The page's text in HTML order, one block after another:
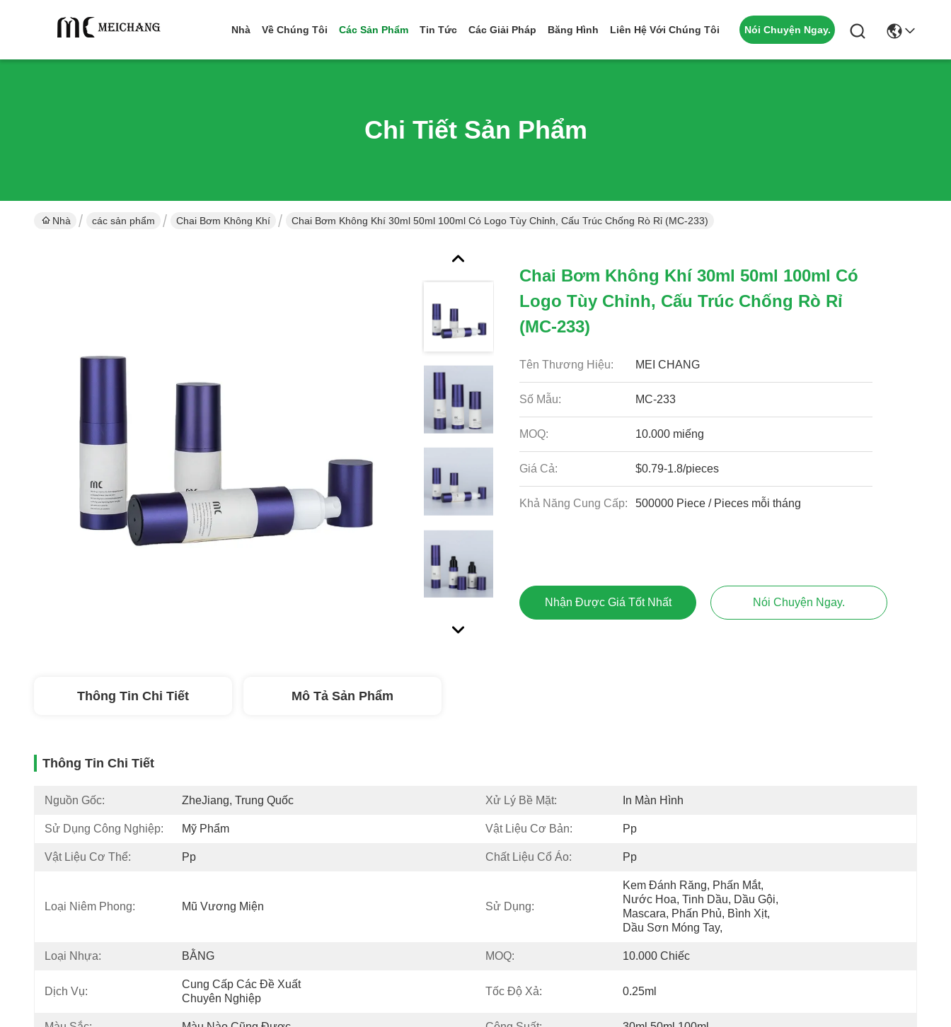
Nhà Về Chúng Tôi Các Sản Phẩm Tin Tức Các Giải Pháp Băng Hình Liên Hệ Với Chúng Tôi Nói Chuyện Ngay.
Chi Tiết Sản Phẩm
Nhà các sản phẩm Chai Bơm Không Khí Chai Bơm Không Khí 30ml 50ml 100ml Có Logo Tùy Chỉnh, Cấu Trúc Chống Rò Rỉ (MC-233)
Chai Bơm Không Khí 30ml 50ml 100ml Có
Logo Tùy Chỉnh, Cấu Trúc Chống Rò Rỉ
(MC-233)
Tên Thương Hiệu: MEI CHANG
Số Mẫu: MC-233
MOQ: 10.000 miếng
Giá Cả: $0.79-1.8/pieces
Khả Năng Cung Cấp: 500000 Piece / Pieces mỗi tháng
Nhận Được Giá Tốt Nhất Nói Chuyện Ngay.
Thông Tin Chi Tiết Mô Tả Sản Phẩm
Thông Tin Chi Tiết
Nguồn Gốc: ZheJiang, Trung Quốc Xử Lý Bề Mặt: In Màn Hình
Sử Dụng Công Nghiệp: Mỹ Phẩm Vật Liệu Cơ Bản: Pp
Vật Liệu Cơ Thể: Pp Chất Liệu Cổ Áo: Pp
Loại Niêm Phong: Mũ Vương Miện Sử Dụng:
Kem Đánh Răng, Phấn Mắt,
Nước Hoa, Tinh Dầu, Dầu Gội,
Mascara, Phấn Phủ, Bình Xịt,
Dầu Sơn Móng Tay,
Loại Nhựa: BẰNG MOQ: 10.000 Chiếc
Dịch Vụ:
Cung Cấp Các Đề Xuất
Chuyên Nghiệp
Tốc Độ Xả: 0.25ml